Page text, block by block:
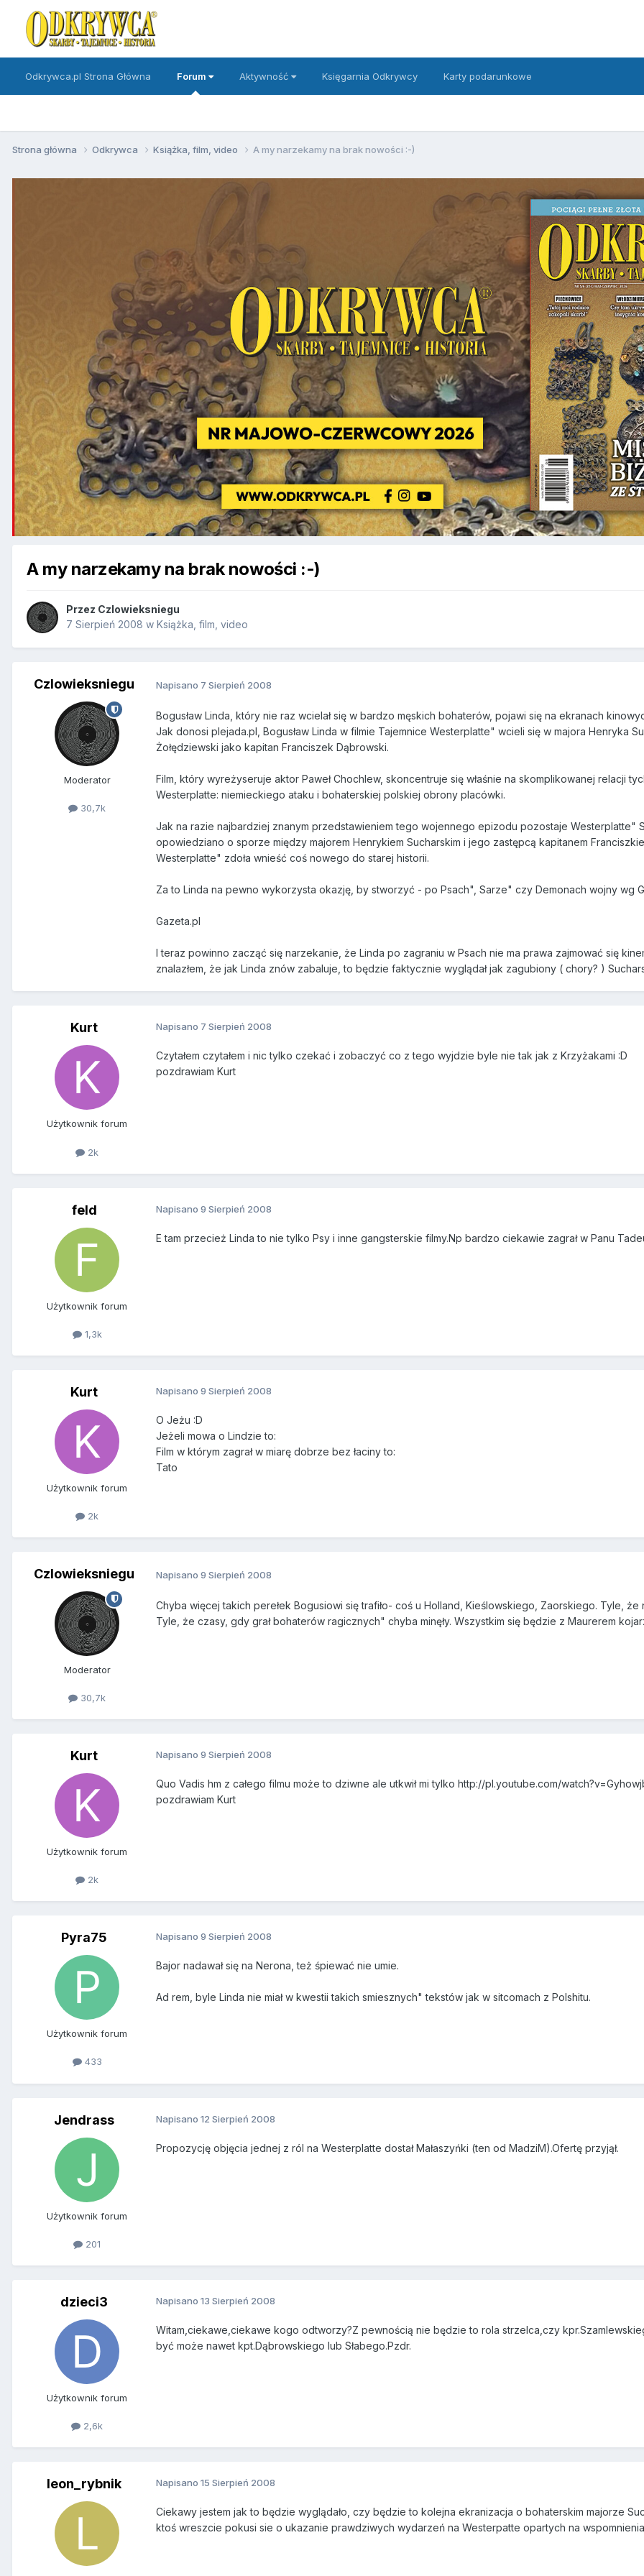
Odkrywca.pl Strona Główna Forum Aktywność Księgarnia Odkrywcy Karty podarunkowe
Strona główna Odkrywca Książka, film, video A my narzekamy na brak nowości :-)
A my narzekamy na brak nowości :-)
Przez Czlowieksniegu
7 Sierpień 2008 w Książka, film, video
Czlowieksniegu
Moderator
30,7k
Napisano 7 Sierpień 2008
Bogusław Linda, który nie raz wcielał się w bardzo męskich bohaterów, pojawi się na ekranach
Jak donosi plejada.pl, Bogusław Linda w filmie Tajemnice Westerplatte" wcieli się w majora Henryka
Żołędziewski jako kapitan Franciszek Dąbrowski.
Film, który wyreżyseruje aktor Paweł Chochlew, skoncentruje się właśnie na skomplikowanej relacji
Westerplatte: niemieckiego ataku i bohaterskiej polskiej obrony placówki.
Jak na razie najbardziej znanym przedstawieniem tego wojennego epizodu pozostaje Westerplatte"
opowiedziano o sporze między majorem Henrykiem Sucharskim i jego zastępcą kapitanem
Westerplatte" zdoła wnieść coś nowego do starej historii.
Za to Linda na pewno wykorzysta okazję, by stworzyć - po Psach", Sarze" czy Demonach wojny wg
Gazeta.pl
I teraz powinno zacząć się narzekanie, że Linda po zagraniu w Psach nie ma prawa zajmować się
znalazłem, że jak Linda znów zabaluje, to będzie faktycznie wyglądał jak zagubiony ( chory? )
Kurt
Użytkownik forum
2k
Napisano 7 Sierpień 2008
Czytałem czytałem i nic tylko czekać i zobaczyć co z tego wyjdzie byle nie tak jak z Krzyżakami :D
pozdrawiam Kurt
feld
Użytkownik forum
1,3k
Napisano 9 Sierpień 2008
E tam przecież Linda to nie tylko Psy i inne gangsterskie filmy.Np bardzo ciekawie zagrał w Panu
Kurt
Użytkownik forum
2k
Napisano 9 Sierpień 2008
O Jeżu :D
Jeżeli mowa o Lindzie to:
Film w którym zagrał w miarę dobrze bez łaciny to:
Tato
Czlowieksniegu
Moderator
30,7k
Napisano 9 Sierpień 2008
Chyba więcej takich perełek Bogusiowi się trafiło- coś u Holland, Kieślowskiego, Zaorskiego. Tyle,
Tyle, że czasy, gdy grał bohaterów ragicznych" chyba minęły. Wszystkim się będzie z Maurerem
Kurt
Użytkownik forum
2k
Napisano 9 Sierpień 2008
Quo Vadis hm z całego filmu może to dziwne ale utkwił mi tylko http://pl.youtube.com/
pozdrawiam Kurt
Pyra75
Użytkownik forum
433
Napisano 9 Sierpień 2008
Bajor nadawał się na Nerona, też śpiewać nie umie.
Ad rem, byle Linda nie miał w kwestii takich smiesznych" tekstów jak w sitcomach z Polshitu.
Jendrass
Użytkownik forum
201
Napisano 12 Sierpień 2008
Propozycję objęcia jednej z ról na Westerplatte dostał Małaszyńki (ten od MadziM).Ofertę przyjął.
dzieci3
Użytkownik forum
2,6k
Napisano 13 Sierpień 2008
Witam,ciekawe,ciekawe kogo odtworzy?Z pewnością nie będzie to rola strzelca,czy
być może nawet kpt.Dąbrowskiego lub Słabego.Pzdr.
leon_rybnik Napisano 15 Sierpień 2008
Ciekawy jestem jak to będzie wyglądało, czy będzie to kolejna ekranizacja o bohaterskim majorze
ktoś wreszcie pokusi sie o ukazanie prawdziwych wydarzeń na Westerpatte opartych na